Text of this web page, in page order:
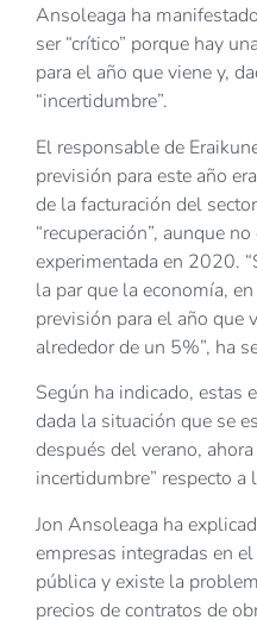
Ansoleaga ha
ser “crítico” porque hay
para el año que viene y,
“incertidumbre”.
El responsable de
previsión para este año
de la facturación del
“recuperación”, aunque
experimentada en 2020.
la par que la economía,
previsión para el año que
alrededor de un 5%”, ha
Según ha indicado, estas
dada la situación que se
después del verano, ahora
incertidumbre” respecto a
Jon Ansoleaga ha
empresas integradas en
pública y existe la
precios de contratos de